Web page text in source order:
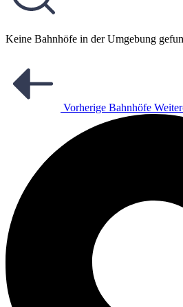
Keine Bahnhöfe in der Umgebung
Vorherige Bahnhöfe